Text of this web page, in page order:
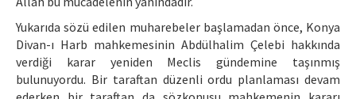
Yukarıda sözü edilen muharebeler başlamadan önce, Konya
Divan-ı Harb mahkemesinin Abdülhalim Çelebi hakkında
verdiği karar yeniden Meclis gündemine taşınmış
bulunuyordu. Bir taraftan düzenli ordu planlaması devam